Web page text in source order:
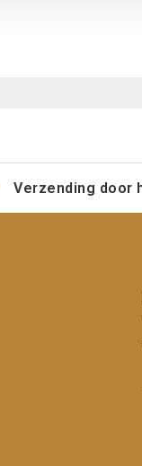
Verzending door